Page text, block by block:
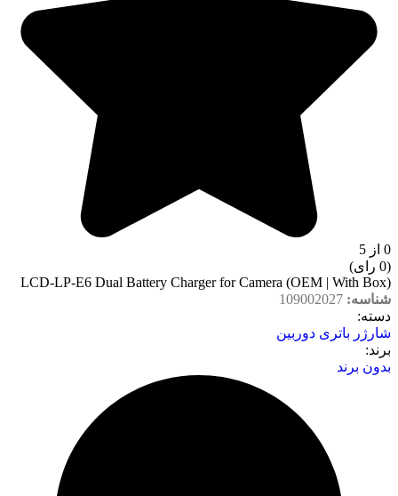
0 از 5
(0 رای)
LCD-LP-E6 Dual Battery Charger for Camera (OEM | With Box)
شناسه: 109002027
دسته‌:
شارژر باتری دوربین
برند:
بدون برند